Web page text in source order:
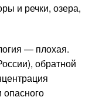
и речки, озера,
— плохая.
обратной
опасного